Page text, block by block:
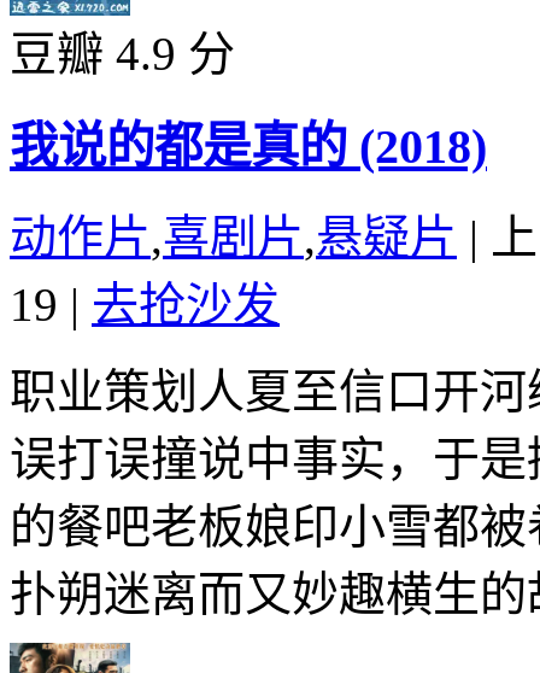
豆瓣 4.9 分
我说的都是真的 (2018)
动作片,喜剧片,悬疑片 |
19 | 去抢沙发
职业策划人夏至信口开
误打误撞说中事实，于
的餐吧老板娘印小雪都
扑朔迷离而又妙趣横生